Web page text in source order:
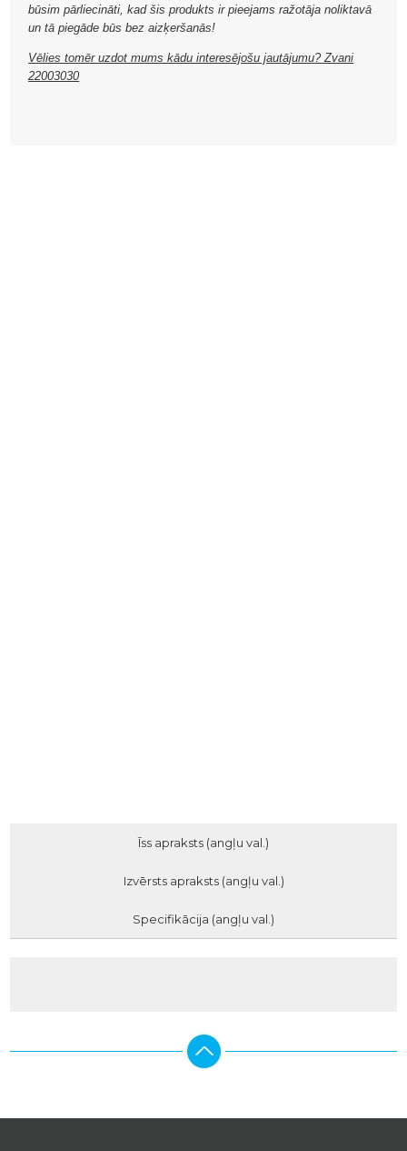
būsim pārliecināti, kad šis produkts ir pieejams ražotāja noliktavā
un tā piegāde būs bez aizķeršanās!
Vēlies tomēr uzdot mums kādu interesējošu jautājumu? Zvani
22003030
Īss apraksts (angļu val.)
Izvērsts apraksts (angļu val.)
Specifikācija (angļu val.)